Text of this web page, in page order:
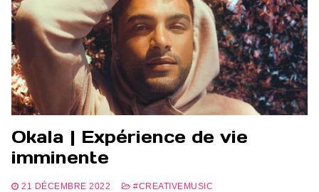
Okala | Expérience de vie
imminente
21 DÉCEMBRE 2022 #CREATIVEMUSIC